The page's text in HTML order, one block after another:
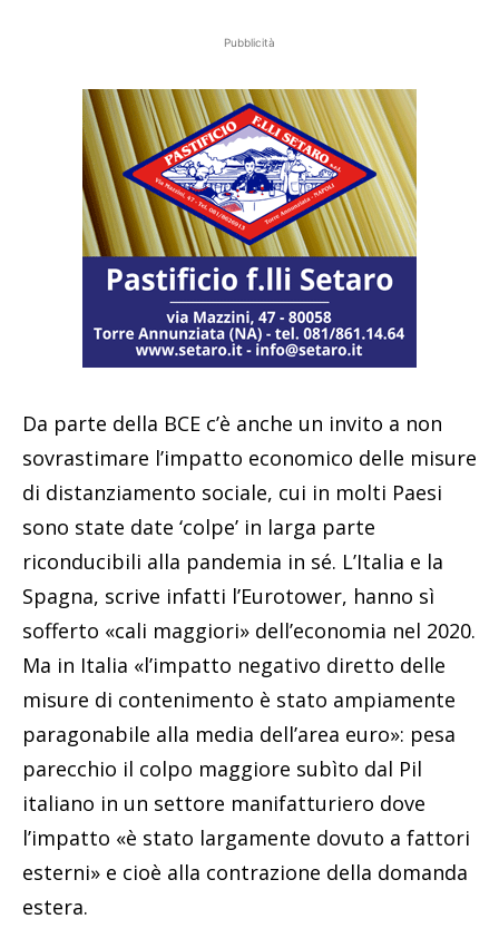
Pubblicità
Da parte della BCE c’è anche un invito a non
sovrastimare l’impatto economico delle misure
di distanziamento sociale, cui in molti Paesi
sono state date ‘colpe’ in larga parte
riconducibili alla pandemia in sé. L’Italia e la
Spagna, scrive infatti l’Eurotower, hanno sì
sofferto «cali maggiori» dell’economia nel 2020.
Ma in Italia «l’impatto negativo diretto delle
misure di contenimento è stato ampiamente
paragonabile alla media dell’area euro»: pesa
parecchio il colpo maggiore subìto dal Pil
italiano in un settore manifatturiero dove
l’impatto «è stato largamente dovuto a fattori
esterni» e cioè alla contrazione della domanda
estera.